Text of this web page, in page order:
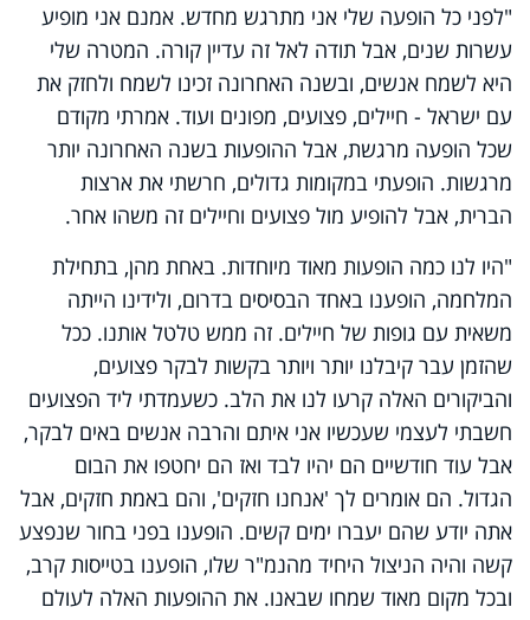
"לפני כל הופעה שלי אני מתרגש מחדש. אמנם אני מופיע
עשרות שנים, אבל תודה לאל זה עדיין קורה. המטרה שלי
היא לשמח אנשים, ובשנה האחרונה זכינו לשמח ולחזק את
עם ישראל - חיילים, פצועים, מפונים ועוד. אמרתי מקודם
שכל הופעה מרגשת, אבל ההופעות בשנה האחרונה יותר
מרגשות. הופעתי במקומות גדולים, חרשתי את ארצות
הברית, אבל להופיע מול פצועים וחיילים זה משהו אחר.
"היו לנו כמה הופעות מאוד מיוחדות. באחת מהן, בתחילת
המלחמה, הופענו באחד הבסיסים בדרום, ולידינו הייתה
משאית עם גופות של חיילים. זה ממש טלטל אותנו. ככל
שהזמן עבר קיבלנו יותר ויותר בקשות לבקר פצועים,
והביקורים האלה קרעו לנו את הלב. כשעמדתי ליד הפצועים
חשבתי לעצמי שעכשיו אני איתם והרבה אנשים באים לבקר,
אבל עוד חודשיים הם יהיו לבד ואז הם יחטפו את הבום
הגדול. הם אומרים לך 'אנחנו חזקים', והם באמת חזקים, אבל
אתה יודע שהם יעברו ימים קשים. הופענו בפני בחור שנפצע
קשה והיה הניצול היחיד מהנמ"ר שלו, הופענו בטייסות קרב,
ובכל מקום מאוד שמחו שבאנו. את ההופעות האלה לעולם